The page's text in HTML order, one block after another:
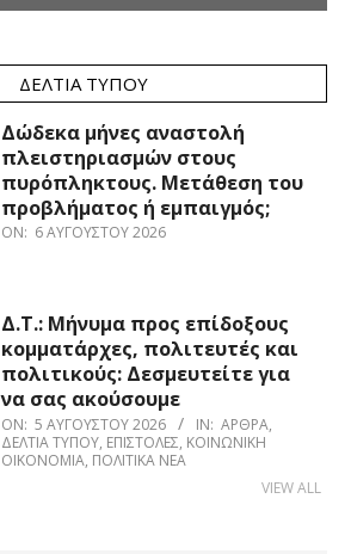
ΔΕΛΤΊΑ ΤΎΠΟΥ
Δώδεκα μήνες αναστολή
πλειστηριασμών στους
πυρόπληκτους. Μετάθεση του
προβλήματος ή εμπαιγμός;
ON: 6 ΑΥΓΟΎΣΤΟΥ 2026
Δ.Τ.: Μήνυμα προς επίδοξους
κομματάρχες, πολιτευτές και
πολιτικούς: Δεσμευτείτε για
να σας ακούσουμε
ON: 5 ΑΥΓΟΎΣΤΟΥ 2026 IN: ΆΡΘΡΑ,
ΔΕΛΤΊΑ ΤΎΠΟΥ, ΕΠΙΣΤΟΛΈΣ, ΚΟΙΝΩΝΙΚΉ
ΟΙΚΟΝΟΜΊΑ, ΠΟΛΙΤΙΚΆ ΝΈΑ
VIEW ALL